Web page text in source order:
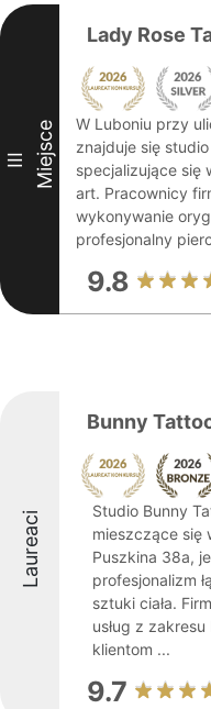
III Miejsce
Lady Rose
W Luboniu przy
znajduje się
specjalizujące się
art. Pracownicy
wykonywanie
profesjonalny
9.8
Laureaci
Bunny
Studio Bunny
mieszczące się
Puszkina 38a,
profesjonalizm
sztuki ciała.
usług z
klientom ...
9.7